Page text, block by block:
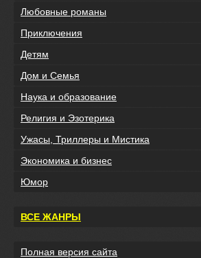
Любовные романы
Приключения
Детям
Дом и Семья
Наука и образование
Религия и Эзотерика
Ужасы, Триллеры и Мистика
Экономика и бизнес
Юмор
ВСЕ ЖАНРЫ
Полная версия сайта